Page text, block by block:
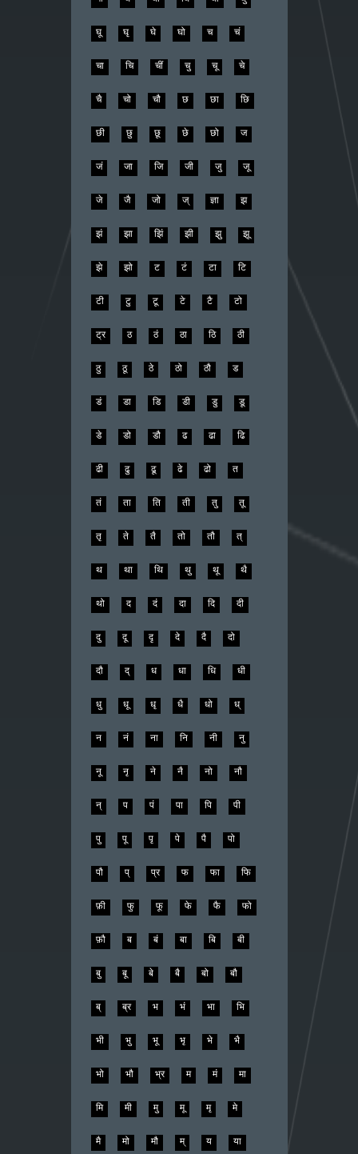
घू घृ घे घो च चं
चा चि चीं चु चू चे
चै चो चौ छ छा छि
छी छु छू छे छो ज
जं जा जि जी जु जू
जे जै जो ज् ज्ञा झ
झं झा झिं झी झु झू
झे झो ट टं टा टि
टी टु टू टे टै टो
ट्र ठ ठं ठा ठि ठी
ठु ठू ठे ठो ठौ ड
डं डा डि डी डु डू
डे डो डौ ढ ढा ढि
ढी ढु ढू ढे ढो त
तं ता ति ती तु तू
तृ ते तै तो तौ त्
थ था थि थु थू थै
थो द दं दा दि दी
दु दू दृ दे दै दो
दौ द् ध धा धि धी
धु धू धृ धै धो ध्
न नं ना नि नी नु
नू नृ ने नै नो नौ
न् प पं पा पि पी
पु पू पृ पे पै पो
पौ प् प्र फ फा फि
फ़ी फु फू फे फै फो
फ़ौ ब बं बा बि बी
बु बू बे बै बो बौ
ब् ब्र भ भं भा भि
भी भु भू भृ भे भै
भो भौ भ्र म मं मा
मि मी मु मू मृ मे
मै मो मौ म् य या